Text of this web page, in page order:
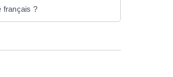
français ?